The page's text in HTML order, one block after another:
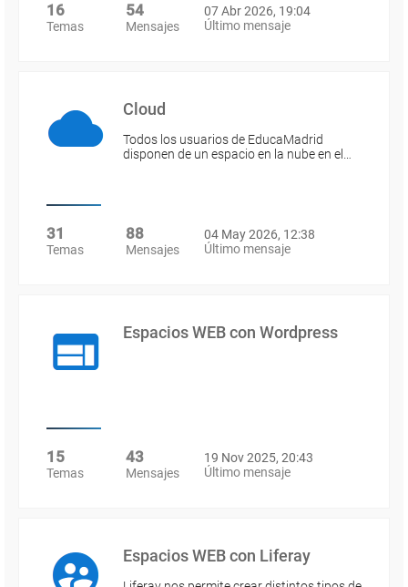
16
Temas
54
Mensajes
07 Abr 2026, 19:04
Último mensaje
Cloud
Todos los usuarios de EducaMadrid
disponen de un espacio en la nube en el…
31
Temas
88
Mensajes
04 May 2026, 12:38
Último mensaje
Espacios WEB con Wordpress
15
Temas
43
Mensajes
19 Nov 2025, 20:43
Último mensaje
Espacios WEB con Liferay